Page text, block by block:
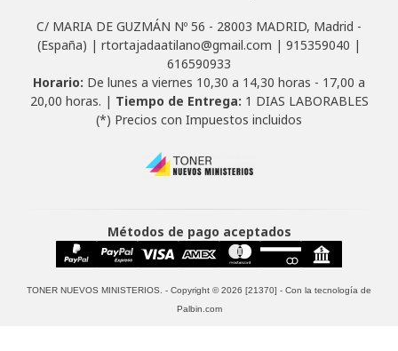
C/ MARIA DE GUZMÁN Nº 56 - 28003 MADRID, Madrid -
(España) | rtortajadaatilano@gmail.com | 915359040 |
616590933
Horario: De lunes a viernes 10,30 a 14,30 horas - 17,00 a
20,00 horas. | Tiempo de Entrega: 1 DIAS LABORABLES
(*) Precios con Impuestos incluidos
Métodos de pago aceptados
TONER NUEVOS MINISTERIOS. - Copyright © 2026 [21370] - Con la tecnología de
Palbin.com